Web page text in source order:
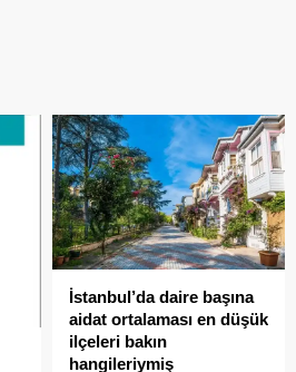
İstanbul’da daire başına
aidat ortalaması en düşük
ilçeleri bakın
hangileriymiş